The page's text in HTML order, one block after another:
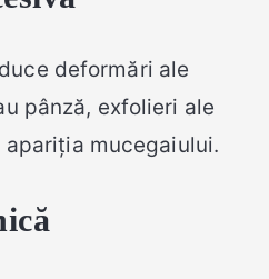
deformări ale
pânză, exfolieri ale
mucegaiului.